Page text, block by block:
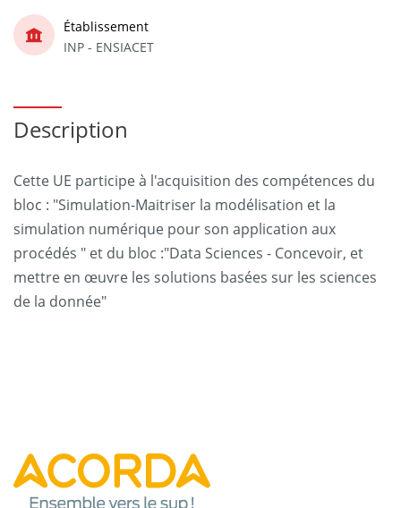
Établissement
INP - ENSIACET
Description
Cette UE participe à l'acquisition des compétences du
bloc : "Simulation-Maitriser la modélisation et la
simulation numérique pour son application aux
procédés " et du bloc :"Data Sciences - Concevoir, et
mettre en œuvre les solutions basées sur les sciences
de la donnée"